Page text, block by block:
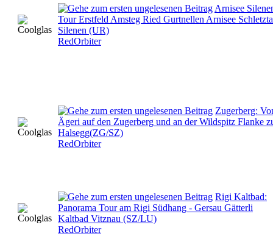
Arnisee
Tour Erstfeld Amsteg Ried Gurtnellen Arnisee
Silenen (UR)
RedOrbiter
Zugerberg:
Ägeri auf den Zugerberg und an der Wildspitz Flanke
Halsegg(ZG/SZ)
RedOrbiter
Rigi Kaltbad:
Panorama Tour am Rigi Südhang - Gersau Gätterli
Kaltbad Vitznau (SZ/LU)
RedOrbiter